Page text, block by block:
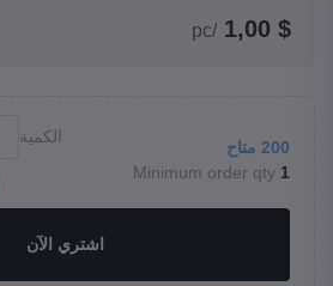
$ 1,00
/pc
200 متاح
Minimum order qty 1
الكمية
اشتري الآن